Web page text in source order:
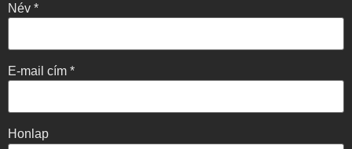
Név *
E-mail cím *
Honlap